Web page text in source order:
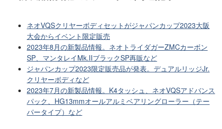
ネオVQSクリヤーボディセットがジャパンカップ2023大阪
大会からイベント限定販売
2023年8月の新製品情報。ネオトライダガーZMCカーボン
SP、マンタレイMk.IIブラックSP再販など
ジャパンカップ2023限定販売品が発表。デュアルリッジJr.
クリヤーボディなど
2023年7月の新製品情報。K4タッシュ、ネオVQSアドバンス
パック、HG13mmオールアルミベアリングローラー（テー
パータイプ）など